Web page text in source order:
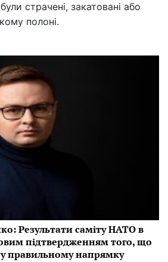
страчені, закатовані або
полоні.
Результати саміту НАТО в
підтвердженням того, що
у правильному напрямку